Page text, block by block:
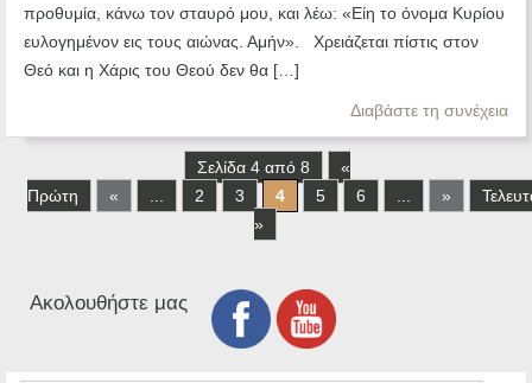
προθυμία, κάνω τον σταυρό μου, και λέω: «Είη το όνομα Κυρίου
ευλογημένον εις τους αιώνας. Αμήν». Χρειάζεται πίστις στον
Θεό και η Χάρις του Θεού δεν θα […]
Διαβάστε τη συνέχεια
Σελίδα 4 από 8
«
Πρώτη
« 2 3 4 5 6 »
»
Ακολουθήστε μας